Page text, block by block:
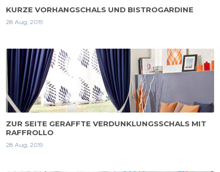
KURZE VORHANGSCHALS UND BISTROGARDINE
28 Aug, 2019
ZUR SEITE GERAFFTE VERDUNKLUNGSSCHALS MIT
RAFFROLLO
28 Aug, 2019